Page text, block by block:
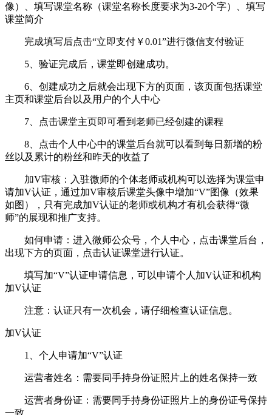
像）、填写课堂名称（课堂名称长度要求为3-20个字）、填写
课堂简介
完成填写后点击“立即支付￥0.01”进行微信支付验证
5、验证完成后，课堂即创建成功。
6、创建成功之后就会出现下方的页面，该页面包括课堂
主页和课堂后台以及用户的个人中心
7、点击课堂主页即可看到老师已经创建的课程
8、点击个人中心中的课堂后台就可以看到每日新增的粉
丝以及累计的粉丝和昨天的收益了
加V审核：入驻微师的个体老师或机构可以选择为课堂申
请加V认证，通过加V审核后课堂头像中增加“V”图像（效果
如图），只有完成加V认证的老师或机构才有机会获得“微
师”的展现和推广支持。
如何申请：进入微师公众号，个人中心，点击课堂后台，
出现下方的页面，点击认证课堂进行认证。
填写加“V”认证申请信息，可以申请个人加V认证和机构
加V认证
注意：认证只有一次机会，请仔细检查认证信息。
加V认证
1、个人申请加“V”认证
运营者姓名：需要同手持身份证照片上的姓名保持一致
运营者身份证：需要同手持身份证照片上的身份证号保持
一致